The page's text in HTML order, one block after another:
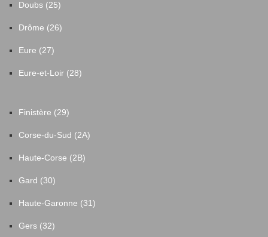
Doubs (25)
Drôme (26)
Eure (27)
Eure-et-Loir (28)
Finistère (29)
Corse-du-Sud (2A)
Haute-Corse (2B)
Gard (30)
Haute-Garonne (31)
Gers (32)